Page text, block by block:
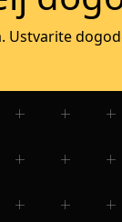
Ustvarite